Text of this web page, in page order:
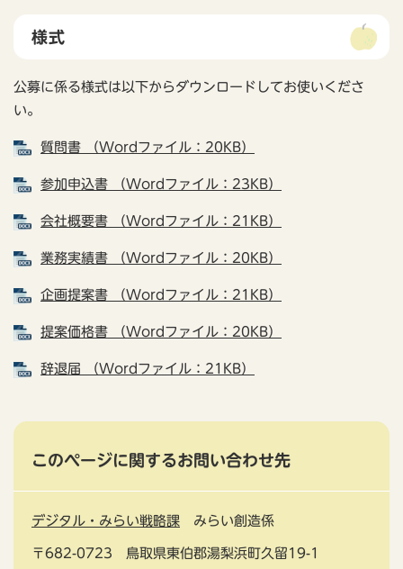
様式
公募に係る様式は以下からダウンロードしてお使いくださ
い。
質問書 （Wordファイル：20KB）
参加申込書 （Wordファイル：23KB）
会社概要書 （Wordファイル：21KB）
業務実績書 （Wordファイル：20KB）
企画提案書 （Wordファイル：21KB）
提案価格書 （Wordファイル：20KB）
辞退届 （Wordファイル：21KB）
このページに関するお問い合わせ先
デジタル・みらい戦略課 みらい創造係
〒682-0723
鳥取県東伯郡湯梨浜町久留19-1